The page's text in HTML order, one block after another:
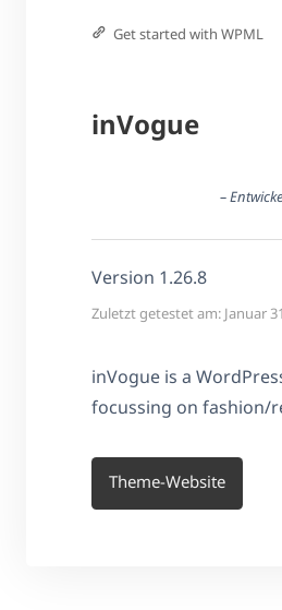
Get started with WPML
inVogue
–
Version 1.26.8
Zuletzt getestet am: Januar
inVogue is a
focussing on fashion/
Theme-Website